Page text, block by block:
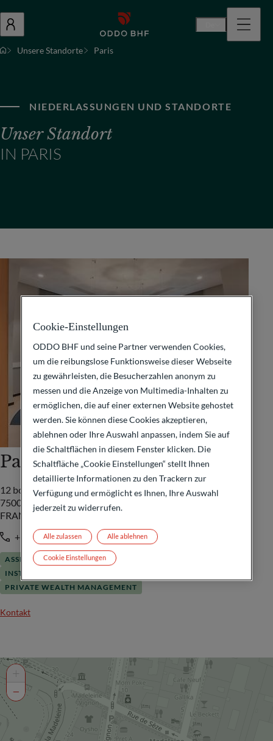
Unsere Standorte Paris
NIEDERLASSUNGEN UND STANDORTE
Unser Standort
IN PARIS
Paris
12 boulevard de la Madeleine
75009 Paris Cedex 09
FRANKREICH
+33 1 44 51 85 00
ASSET MANAGEMENT
CORPORATE BANKING
INSTITUTIONAL SERVICES
PRIVATE WEALTH MANAGEMENT
Kontakt
+
−
Cookie-Einstellungen
ODDO BHF und seine Partner verwenden Cookies,
um die reibungslose Funktionsweise dieser Webseite
zu gewährleisten, die Besucherzahlen anonym zu
messen und die Anzeige von Multimedia-Inhalten zu
ermöglichen, die auf einer externen Website gehostet
werden. Sie können diese Cookies akzeptieren,
ablehnen oder Ihre Auswahl anpassen, indem Sie auf
die Schaltflächen in diesem Fenster klicken. Die
Schaltfläche „Cookie Einstellungen“ stellt Ihnen
detaillierte Informationen zu den Trackern zur
Verfügung und ermöglicht es Ihnen, Ihre Auswahl
jederzeit zu widerrufen.
Alle ablehnen
Alle zulassen
Cookie Einstellungen